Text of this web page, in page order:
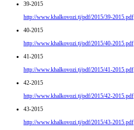
39-2015
http://www.khalkovozi.tj/pdf/2015/39-2015.pdf
40-2015
http://www.khalkovozi.tj/pdf/2015/40-2015.pdf
41-2015
http://www.khalkovozi.tj/pdf/2015/41-2015.pdf
42-2015
http://www.khalkovozi.tj/pdf/2015/42-2015.pdf
43-2015
http://www.khalkovozi.tj/pdf/2015/43-2015.pdf